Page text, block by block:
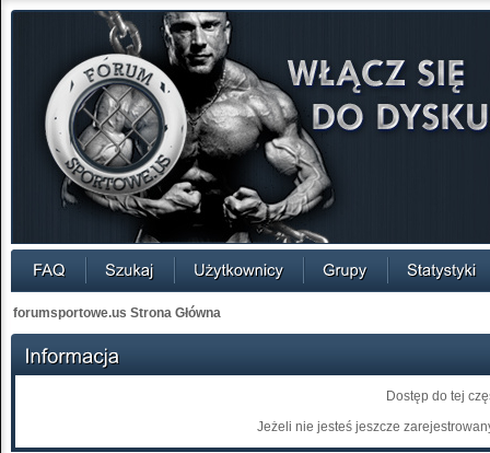
forumsportowe.us Strona Główna
Dostęp do tej
Jeżeli nie jesteś jeszcze